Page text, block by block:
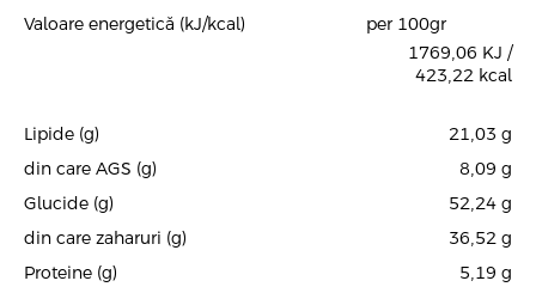
Valoare energetică (kJ/kcal)
per 100gr
1769,06 KJ /
423,22 kcal
Lipide (g) 21,03 g
din care AGS (g)
8,09 g
Glucide (g)
52,24g
din care zaharuri (g)
36,52g
Proteine (g)
5,19 g